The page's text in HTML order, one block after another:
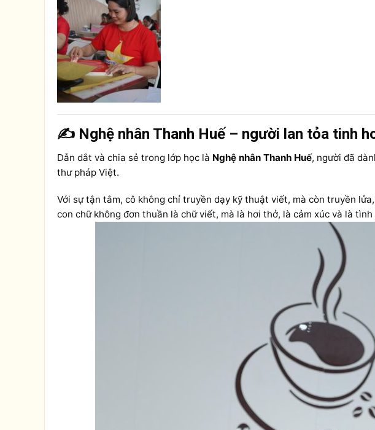
✍️ Nghệ nhân Thanh Huế – người lan tỏa tinh
Dẫn dắt và chia sẻ trong lớp học là Nghệ nhân Thanh Huế, người đã
thư pháp Việt.
Với sự tận tâm, cô không chỉ truyền dạy kỹ thuật viết, mà còn truyền
con chữ không đơn thuần là chữ viết, mà là hơi thở, là cảm xúc và là